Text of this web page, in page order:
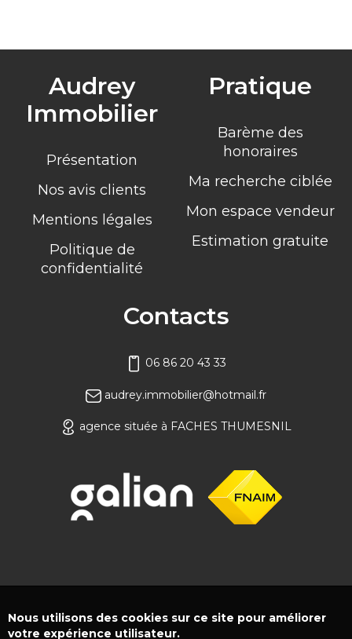
Audrey
Immobilier
Présentation
Nos avis clients
Mentions légales
Politique de
confidentialité
Pratique
Barème des
honoraires
Ma recherche ciblée
Mon espace vendeur
Estimation gratuite
Contacts
06 86 20 43 33
audrey.immobilier@hotmail.fr
agence située à FACHES THUMESNIL
Nous utilisons des cookies sur ce site pour améliorer
votre expérience utilisateur.